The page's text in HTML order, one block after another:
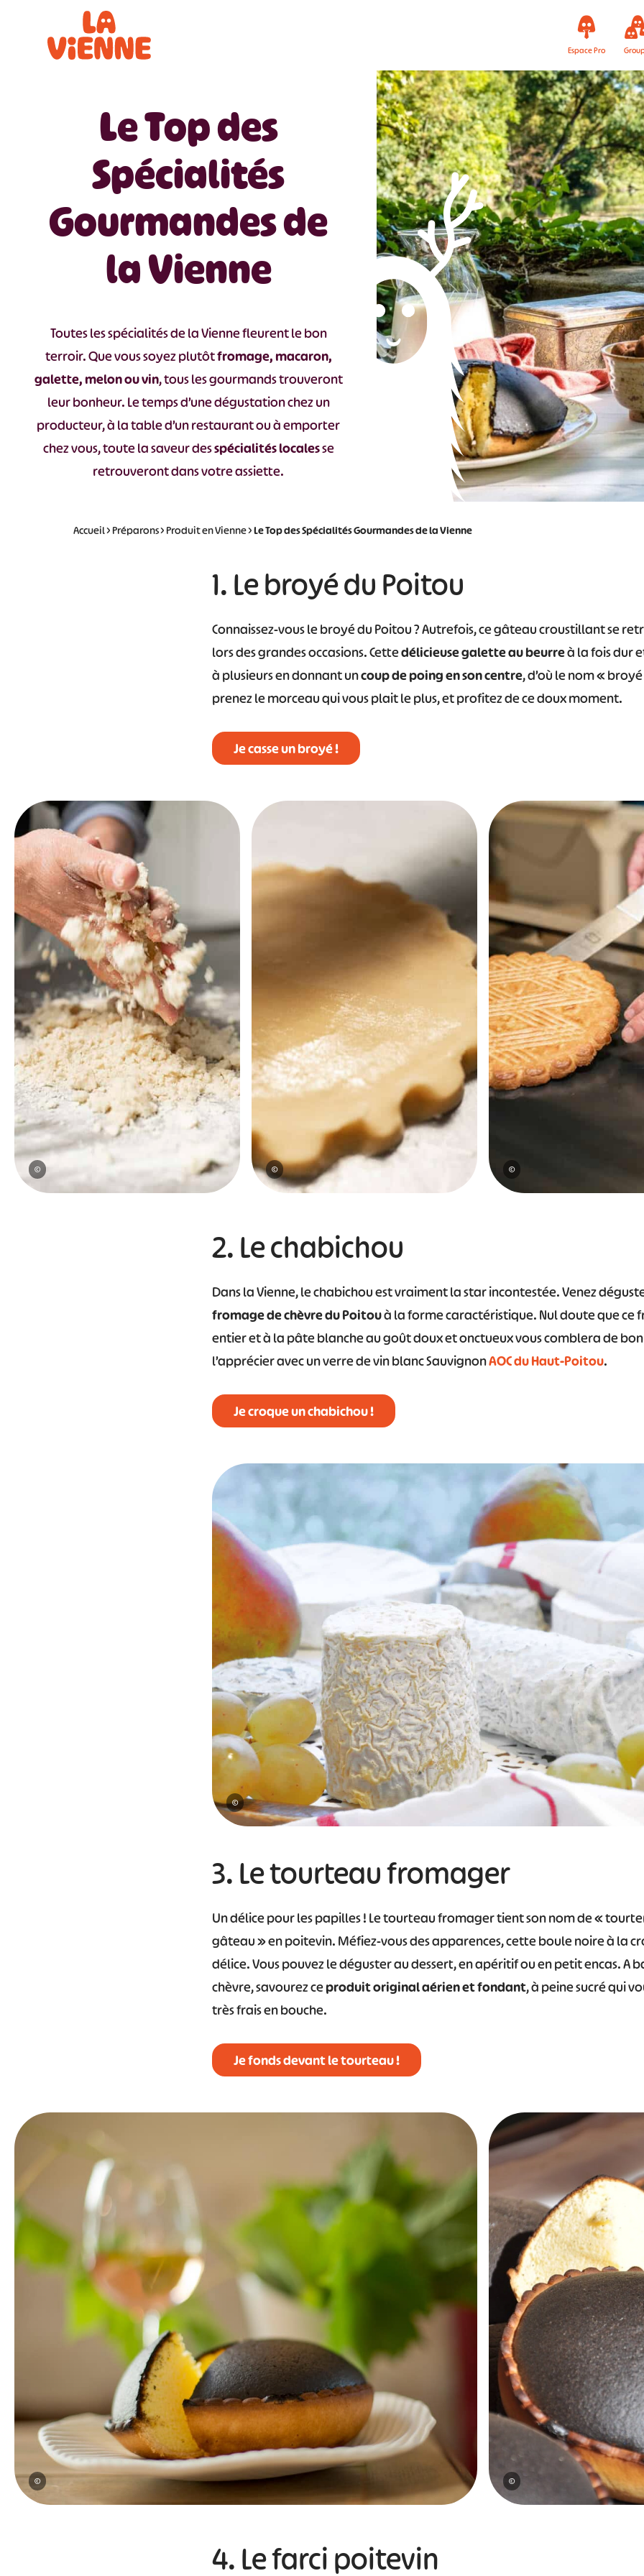
Espace Pro
Le Top des
Spécialités
Gourmandes de
la Vienne
Toutes les spécialités de la Vienne fleurent le bon
terroir. Que vous soyez plutôtfromage, macaron,
galette, melon ou vin, tous les gourmands trouveront
leur bonheur. Le temps d’une dégustation chez un
producteur, à la table d’un restaurant ou à emporter
chez vous, toute la saveur desspécialités localesse
retrouveront dans votre assiette.
Accueil>Préparons>Produit en Vienne>Le Top des Spécialités Gourmandes de la Vienne
1. Le broyé du Poitou
Connaissez-vous le broyé du Poitou ? Autrefois, ce gâteau croustillant se
lors des grandes occasions. Cettedélicieuse galette au beurreà la fois dur
à plusieurs en donnant uncoup de poing en son centre, d’où le nom «
prenez le morceau qui vous plait le plus, et profitez de ce doux moment.
Je casse un broyé !
© © ©
2. Le chabichou
Dans la Vienne, le chabichou est vraiment la star incontestée. Venez
fromage de chèvre du Poitouà la forme caractéristique. Nul doute que ce
entier et à la pâte blanche au goût doux et onctueux vous comblera de
l’apprécier avec un verre de vin blanc SauvignonAOC du Haut-Poitou.
Je croque un chabichou !
©
3. Le tourteau fromager
Un délice pour les papilles ! Le tourteau fromager tient son nom de «
gâteau » en poitevin. Méfiez-vous des apparences, cette boule noire à la
délice. Vous pouvez le déguster au dessert, en apéritif ou en petit encas. A
chèvre, savourez ceproduit original aérien et fondant, à peine sucré qui
très frais en bouche.
Je fonds devant le tourteau !
© ©
4. Le farci poitevin
# # #
#
Panneau de gestion des cookies